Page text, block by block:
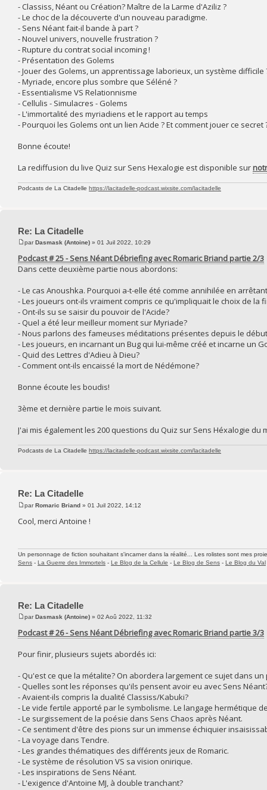
- Classiss, Néant ou Création? Maître de la Larme d'Aziliz ?
- Le choc de la découverte d'un nouveau paradigme.
- Sens Néant fait-il bande à part ?
- Nouvel univers, nouvelle frustration ?
- Rupture du contrat social incoming !
- Présentation des Golems
- Jouer des Golems, un apprentissage laborieux, un système difficile
- Myriade, encore plus sombre que Séléné ?
- Essentialisme VS Relationnisme
- Cellulis - Simulacres - Golems
- L'immortalité des myriadiens et le rapport au temps
- Pourquoi les Golems ont un lien Acide ? Et comment jouer ce secret
Bonne écoute!
La rediffusion du live Quiz sur Sens Hexalogie est disponible sur
Podcasts de La Citadelle https://lacitadelle-podcast.wixsite.com/lacitadelle
Re: La Citadelle
parDasmask (Antoine) » 01 Juil 2022, 10:29
Podcast # 25 - Sens Néant Débriefing avec Romaric Briand partie 2/3
Dans cette deuxième partie nous abordons:
- Le cas Anoushka. Pourquoi a-t-elle été comme annihilée en
- Les joueurs ont-ils vraiment compris ce qu'impliquait le choix de la
- Ont-ils su se saisir du pouvoir de l'Acide?
- Quel a été leur meilleur moment sur Myriade?
- Nous parlons des fameuses méditations présentes depuis le
- Les joueurs, en incarnant un Bug qui lui-même créé et incarne un
- Quid des Lettres d'Adieu à Dieu?
- Comment ont-ils encaissé la mort de Nédémone?
Bonne écoute les boudis!
3ème et dernière partie le mois suivant.
J'ai mis également les 200 questions du Quiz sur Sens Héxalogie
Podcasts de La Citadelle https://lacitadelle-podcast.wixsite.com/lacitadelle
Re: La Citadelle
parRomaric Briand » 01 Juil 2022, 14:12
Cool, merci Antoine !
Un personnage de fiction souhaitant s'incarner dans la réalité... Les rolistes sont mes
Sens - La Guerre des Immortels - Le Blog de la Cellule - Le Blog de Sens - Le Blog du Val
Re: La Citadelle
parDasmask (Antoine) » 02 Aoû 2022, 11:32
Podcast # 26 - Sens Néant Débriefing avec Romaric Briand partie 3/3
Pour finir, plusieurs sujets abordés ici:
- Qu'est ce que la métalite? On abordera largement ce sujet dans
- Quelles sont les réponses qu'ils pensent avoir eu avec Sens
- Avaient-ils compris la dualité Classiss/Kabuki?
- Le vide fertile apporté par le symbolisme. Le langage hermétique
- Le surgissement de la poésie dans Sens Chaos après Néant.
- Ce sentiment d'être des pions sur un immense échiquier
- La voyage dans Tendre.
- Les grandes thématiques des différents jeux de Romaric.
- Le système de résolution VS sa vision onirique.
- Les inspirations de Sens Néant.
- L'exigence d'Antoine MJ, à double tranchant?